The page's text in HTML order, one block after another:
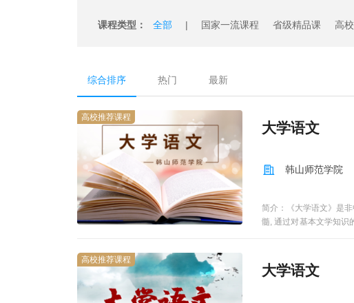
课程类型： 全部 国家一流课程 省级精品课 高
综合排序 热门 最新
高校推荐课程
大学语文
韩山师范学院
简介：《大学语文》是
髓, 通过对基本文学知识
高校推荐课程
大学语文